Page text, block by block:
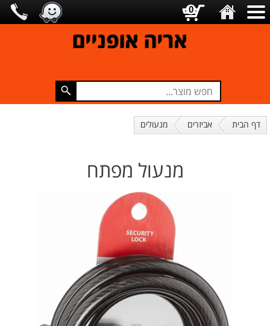
אריה אופניים
דף הבית אביזרים מנעולים
מנעול מפתח
0